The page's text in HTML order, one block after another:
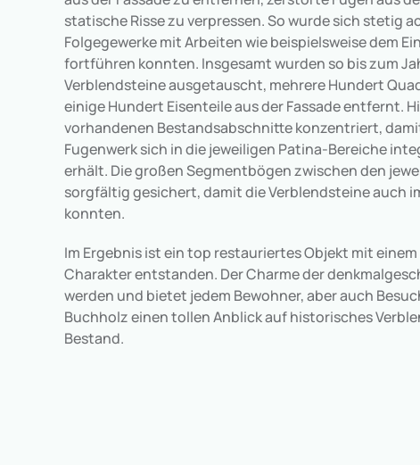
statische Risse zu verpressen. So wurde sich stetig
Folgegewerke mit Arbeiten wie beispielsweise dem
fortführen konnten. Insgesamt wurden so bis zum
Verblendsteine ausgetauscht, mehrere Hundert
einige Hundert Eisenteile aus der Fassade entfernt.
vorhandenen Bestandsabschnitte konzentriert,
Fugenwerk sich in die jeweiligen Patina-Bereiche
erhält. Die großen Segmentbögen zwischen den
sorgfältig gesichert, damit die Verblendsteine auch
konnten.
Im Ergebnis ist ein top restauriertes Objekt mit
Charakter entstanden. Der Charme der
werden und bietet jedem Bewohner, aber auch
Buchholz einen tollen Anblick auf historisches
Bestand.